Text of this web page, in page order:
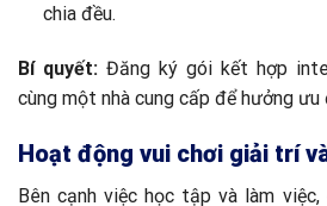
chia đều.
Bí quyết: Đăng ký gói kết hợp
cùng một nhà cung cấp để hưởng ưu
Hoạt động vui chơi giải trí
Bên cạnh việc học tập và làm